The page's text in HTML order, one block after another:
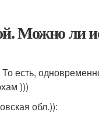
Можно ли
есть,
)))
обл.)):